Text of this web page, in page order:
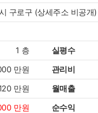
구로구 (상세주소 비공개)
1 층 실평수
만원 관리비
만원 월매출
만원 순수익